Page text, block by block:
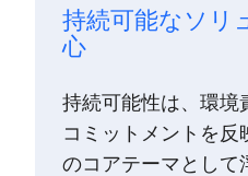
持続可能なソリ
心
持続可能性は、環境
コミットメントを反
のコアテーマとして